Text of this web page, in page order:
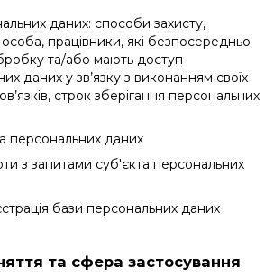
даних: способи захисту,
особа, працівники, які безпосередньо
та/або мають доступ
даних у зв’язку з виконанням своїх
строк зберігання персональних
персональних даних
з запитами суб'єкта персональних
бази персональних даних
та сфера застосування